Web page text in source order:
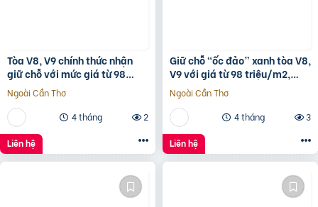
Tòa V8, V9 chính thức nhận
giữ chỗ với mức giá từ 98
triệu/m2, 1% early bird tại
Sunshine Sky City
Ngoài Cần Thơ
4 tháng
2
Liên hệ
Giữ chỗ “ốc đảo” xanh tòa V8,
V9 với giá từ 98 triệu/m2,
hưởng 1% chiết khấu booking
sớm tại
Ngoài Cần Thơ
4 tháng
3
Liên hệ